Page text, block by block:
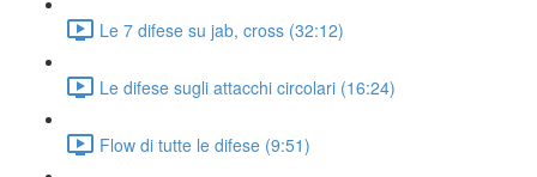
Le 7 difese su jab, cross (32:12)
Le difese sugli attacchi circolari (16:24)
Flow di tutte le difese (9:51)